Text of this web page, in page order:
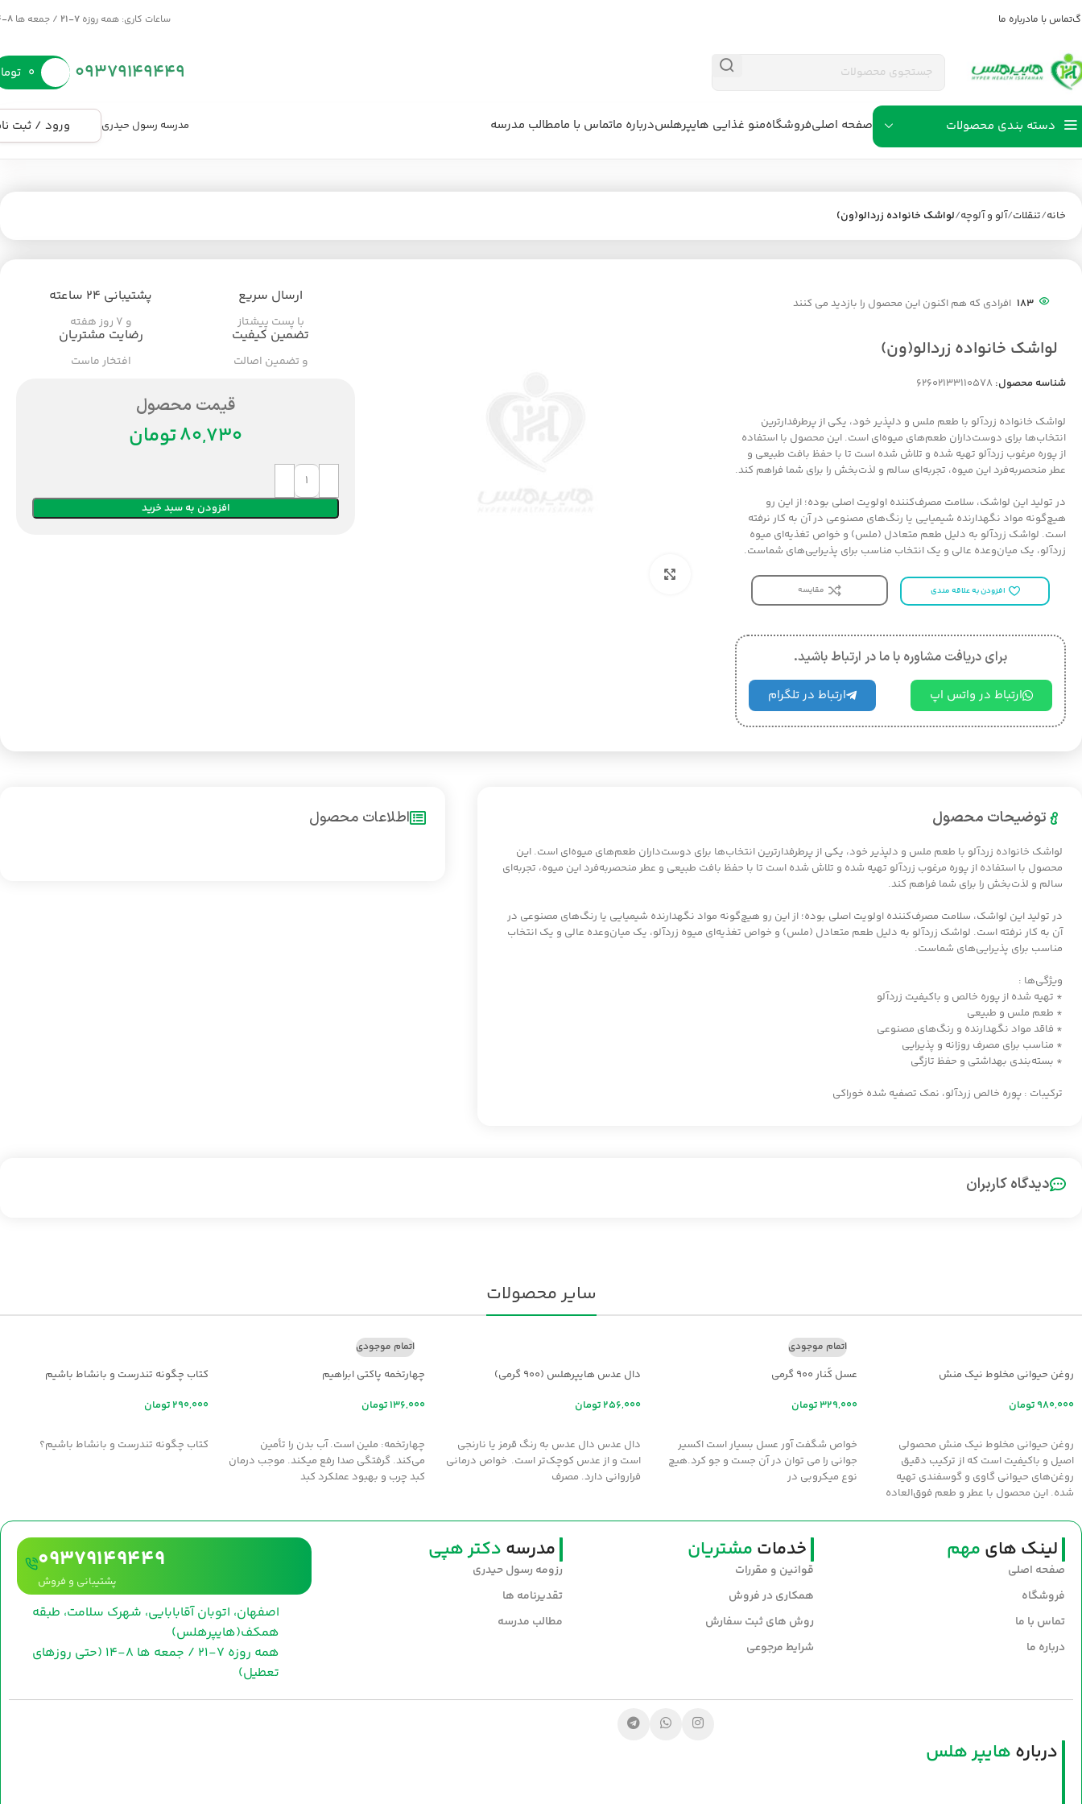
تماس با مادرباره ما ساعات کاری: همه روزه 7-21 / جمعه ها 8-14
09379149449 ۰
دسته بندی محصولات صفحه اصلیفروشگاهمنو غذایی هایپرهلسدرباره ماتماس با مامطالب مدرسه مدرسه رسول حیدری ورود / ثبت
خانه تنقلات آلو و آلوچه لواشک خانواده زردالو(ون)
183 افرادی که هم اکنون این محصول را بازدید می کنند
لواشک خانواده زردالو(ون)
شناسه محصول: 62602133110578
لواشک خانواده زردآلو با طعم ملس و دلپذیر خود، یکی از پرطرفدارترین
انتخاب‌ها برای دوست‌داران طعم‌های میوه‌ای است. این محصول با استفاده
از پوره مرغوب زردآلو تهیه شده و تلاش شده است تا با حفظ بافت طبیعی و
عطر منحصر‌به‌فرد این میوه، تجربه‌ای سالم و لذت‌بخش را برای شما فراهم کند.
در تولید این لواشک، سلامت مصرف‌کننده اولویت اصلی بوده؛ از این رو
هیچ‌گونه مواد نگهدارنده شیمیایی یا رنگ‌های مصنوعی در آن به کار نرفته
است. لواشک زردآلو به دلیل طعم متعادل (ملس) و خواص تغذیه‌ای میوه
زردآلو، یک میان‌وعده عالی و یک انتخاب مناسب برای پذیرایی‌های شماست.
افزودن به علاقه مندی مقایسه
برای دریافت مشاوره با ما در ارتباط باشید.
ارتباط در واتس اپ ارتباط در تلگرام
ارسال سریع
با پست پیشتاز
پشتیبانی ۲۴ ساعته
و ۷ روز هفته
تضمین کیفیت
و تضمین اصالت
رضایت مشتریان
افتخار ماست
قیمت محصول
تومان
افزودن به سبد خرید
توضیحات محصول
لواشک خانواده زردآلو با طعم ملس و دلپذیر خود، یکی از پرطرفدارترین انتخاب‌ها برای دوست‌داران طعم‌های میوه‌ای است. این
محصول با استفاده از پوره مرغوب زردآلو تهیه شده و تلاش شده است تا با حفظ بافت طبیعی و عطر منحصر‌به‌فرد این میوه، تجربه‌ای
سالم و لذت‌بخش را برای شما فراهم کند.
در تولید این لواشک، سلامت مصرف‌کننده اولویت اصلی بوده؛ از این رو هیچ‌گونه مواد نگهدارنده شیمیایی یا رنگ‌های مصنوعی در
آن به کار نرفته است. لواشک زردآلو به دلیل طعم متعادل (ملس) و خواص تغذیه‌ای میوه زردآلو، یک میان‌وعده عالی و یک انتخاب
مناسب برای پذیرایی‌های شماست.
ویژگی‌ها :
* تهیه شده از پوره خالص و باکیفیت زردآلو
* طعم ملس و طبیعی
* فاقد مواد نگهدارنده و رنگ‌های مصنوعی
* مناسب برای مصرف روزانه و پذیرایی
* بسته‌بندی بهداشتی و حفظ تازگی
ترکیبات : پوره خالص زردآلو، نمک تصفیه شده خوراکی
اطلاعات محصول
دیدگاه کاربران
سایر محصولات
روغن حیوانی مخلوط نیک منش
تومان
روغن حیوانی مخلوط نیک منش محصولی
اصیل و باکیفیت است که از ترکیب دقیق
روغن‌های حیوانی گاوی و گوسفندی تهیه
شده. این محصول با عطر و طعم فوق‌العاده
خوش‌عطر و صبحانه‌های مقوی است. سلامت و
طعم اصیل را با روغن نیک‌منش به سفره‌های
خود بیاورید.
اتمام موجودی
عسل کُنار ۹۰۰ گرمی
تومان
خواص شگفت آور عسل بسيار است اکسير
جواني را مي توان در آن جست و جو کرد.هيچ
نوع ميکروبي در
دال عدس هایپرهلس (900 گرمی)
تومان
دال عدس دال عدس به رنگ قرمز یا نارنجی
است و از عدس کوچک‌تر است. خواص درمانی
فراروانی دارد. مصرف
اتمام موجودی
چهارتخمه پاکتی ابراهیم
تومان
چهارتخمه: ملين است. آب بدن را تأمين
مي‌کند. گرفتگي صدا رفع ميکند. موجب درمان
کبد چرب و بهبود عملکرد کبد
کتاب چگونه تندرست و بانشاط باشیم
تومان
کتاب چگونه تندرست و بانشاط باشیم؟
لینک های مهم
صفحه اصلی
فروشگاه
تماس با ما
درباره ما
خدمات مشتریان
قوانین و مقررات
همکاری در فروش
روش های ثبت سفارش
شرایط مرجوعی
مدرسه دکتر هپی
رزومه رسول حیدری
تقدیرنامه ها
مطالب مدرسه
09379149449
پشتیبانی و فروش
اصفهان، اتوبان آقابابایی، شهرک سلامت، طبقه
همکف(هایپرهلس)
همه روزه 7-21 / جمعه ها 8-14 (حتی روزهای
تعطیل)
درباره هایپر هلس